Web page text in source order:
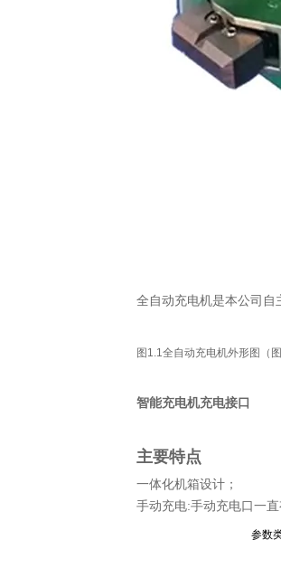
全自动充电机是本公司自
图 1.1全自动充电机外形图（
智能充电机充电接口
主要特点
一体化机箱设计；
参数